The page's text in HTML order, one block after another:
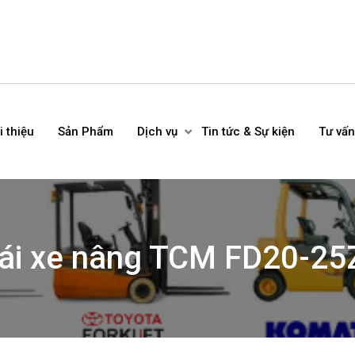
thiệu Sản Phẩm Dịch vụ Tin tức & Sự kiện Tư
xe nâng TCM FD20-